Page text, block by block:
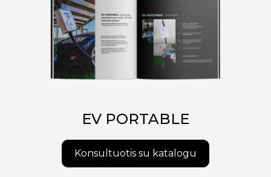
EV PORTABLE
Konsultuotis su katalogu